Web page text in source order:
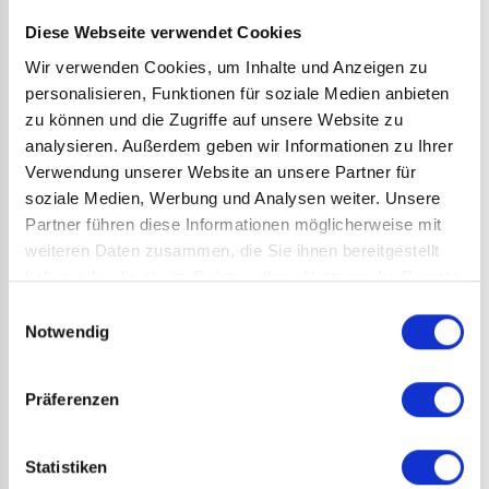
Diese Webseite verwendet Cookies
Wir verwenden Cookies, um Inhalte und Anzeigen zu
personalisieren, Funktionen für soziale Medien anbieten
zu können und die Zugriffe auf unsere Website zu
analysieren. Außerdem geben wir Informationen zu Ihrer
Verwendung unserer Website an unsere Partner für
soziale Medien, Werbung und Analysen weiter. Unsere
Partner führen diese Informationen möglicherweise mit
weiteren Daten zusammen, die Sie ihnen bereitgestellt
haben oder die sie im Rahmen Ihrer Nutzung der Dienste
Notwendig
Präferenzen
Statistiken
die Hände fühlen sich noch an wie Betonblöcke –
dem Ostpark aufgehende Sonne macht die Sache
auch nicht besser. Spätestens beim Eindringen ins
gegnerische Drittel wird man von der
reflektierenden Eisfläche geblendet. Immerhin, wir
haben diesmal keinen Nebel auf der Spielfläche.
Irgendwie kommt man dann doch noch rein ins
zufrieden unter der (meist) heißen Dusche und
Jetzt noch auf der Rückfahrt schnell zum Bäcker.
mittels Brötchen und Croissants wieder auf die